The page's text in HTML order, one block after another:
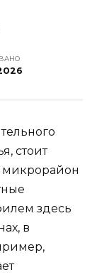
стоит
микрорайон
здесь
в